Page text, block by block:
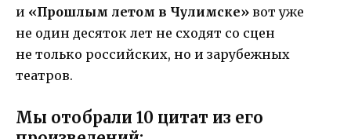
и «Прошлым летом в Чулимске» вот уже
не один десяток лет не сходят со сцен
не только российских, но и зарубежных
театров.
Мы отобрали 10 цитат из его